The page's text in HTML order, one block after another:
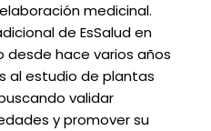
medicinal.
de EsSalud en
desde hace varios años
al estudio de plantas
validar
y promover su